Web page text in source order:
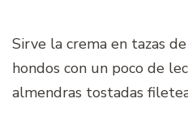
Sirve la crema en tazas
hondos con un poco de
almendras tostadas